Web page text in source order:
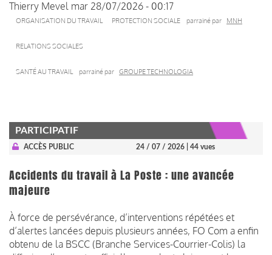
Thierry Mevel mar 28/07/2026 - 00:17
ORGANISATION DU TRAVAIL PROTECTION SOCIALE parrainé par MNH
RELATIONS SOCIALES
SANTÉ AU TRAVAIL parrainé par GROUPE TECHNOLOGIA
PARTICIPATIF
ACCÈS PUBLIC 24 / 07 / 2026 | 44 vues
Accidents du travail à La Poste : une avancée
majeure
À force de persévérance, d’interventions répétées et
d’alertes lancées depuis plusieurs années, FO Com a enfin
obtenu de la BSCC (Branche Services-Courrier-Colis) la